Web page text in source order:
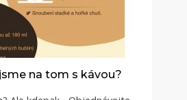
na tom s kávou?